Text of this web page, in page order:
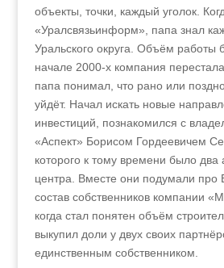
объекты, точки, каждый уголок.
«Уралсвязьинформ», папа знал
Уральского округа. Объём работы
начале 2000‑х компания
папа понимал, что рано или
уйдёт. Начал искать новые
инвестиций, познакомился с
«Аспект» Борисом Гордеевичем
которого к тому времени было два
центра. Вместе они подумали про
состав собственников компании
когда стал понятен объём
выкупил доли у двух своих
единственным собственником.